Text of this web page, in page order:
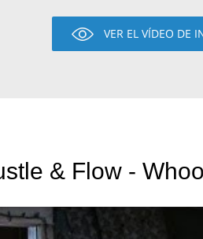
VER EL VÍDEO DE
& Flow -